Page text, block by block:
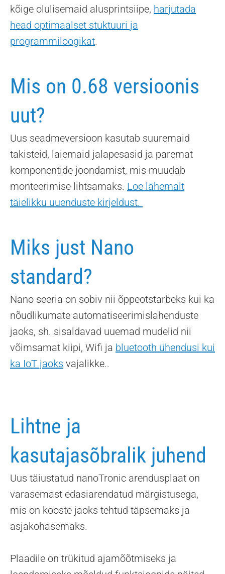
kõige olulisemaid alusprintsiipe, harjutada
head optimaalset stuktuuri ja
programmiloogikat.
Mis on 0.68 versioonis
uut?
Uus seadmeversioon kasutab suuremaid
takisteid, laiemaid jalapesasid ja paremat
komponentide joondamist, mis muudab
monteerimise lihtsamaks. Loe lähemalt
täielikku uuenduste kirjeldust.
Miks just Nano
standard?
Nano seeria on sobiv nii õppeotstarbeks kui ka
nõudlikumate automatiseerimislahenduste
jaoks, sh. sisaldavad uuemad mudelid nii
võimsamat kiipi, Wifi ja bluetooth ühendusi kui
ka IoT jaoks vajalikke..
Lihtne ja
kasutajasõbralik juhend
Uus täiustatud nanoTronic arendusplaat on
varasemast edasiarendatud märgistusega,
mis on kooste jaoks tehtud täpsemaks ja
asjakohasemaks.
Plaadile on trükitud ajamõõtmiseks ja